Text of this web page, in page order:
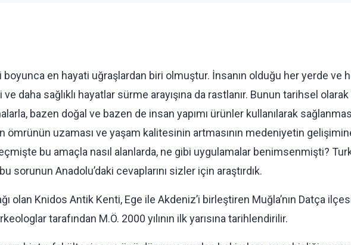
boyunca en hayati uğraşlardan biri olmuştur. İnsanın olduğu her yerde ve
daha sağlıklı hayatlar sürme arayışına da rastlanır. Bunun tarihsel
bazen doğal ve bazen de insan yapımı ürünler kullanılarak
ömrünün uzaması ve yaşam kalitesinin artmasının medeniyetin
bu amaçla nasıl alanlarda, ne gibi uygulamalar benimsenmişti?
sorunun Anadolu’daki cevaplarını sizler için araştırdık.
olan Knidos Antik Kenti, Ege ile Akdeniz’i birleştiren Muğla’nın Datça
tarafından M.Ö. 2000 yılının ilk yarısına tarihlendirilir.